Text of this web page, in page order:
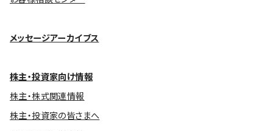
メッセージアーカイブス
株主・投資家向け情報
株主・株式関連情報
株主・投資家の皆さまへ